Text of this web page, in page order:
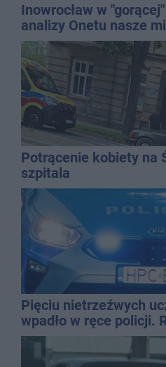
Inowrocław w
analizy Onetu nasze
najbardziej
Potrącenie kobiety na
szpitala
Pięciu nietrzeźwych
wpadło w ręce policji.
promila